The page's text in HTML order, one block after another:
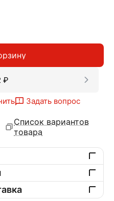
₽
Задать вопрос
Список вариантов
товара